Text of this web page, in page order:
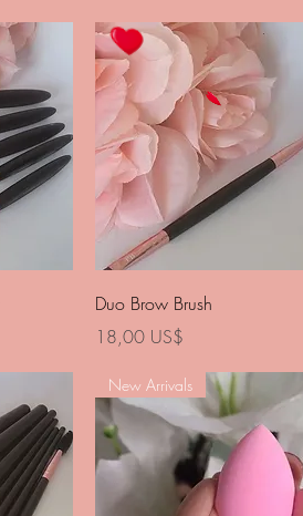
Vista rápida
Duo Brow Brush
Precio
18,00 US$
New Arrivals